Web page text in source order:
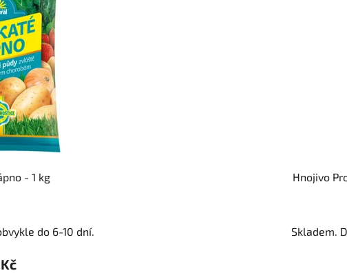
- 1 kg
do 6-10 dní.
Hnojivo
Skladem.